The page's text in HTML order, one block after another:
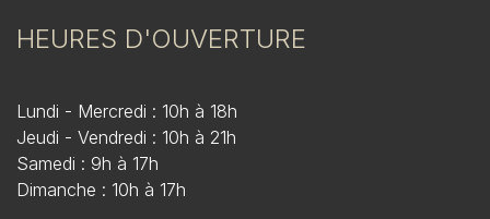
HEURES D'OUVERTURE
Lundi - Mercredi : 10h à 18h
Jeudi - Vendredi : 10h à 21h
Samedi : 9h à 17h
Dimanche : 10h à 17h